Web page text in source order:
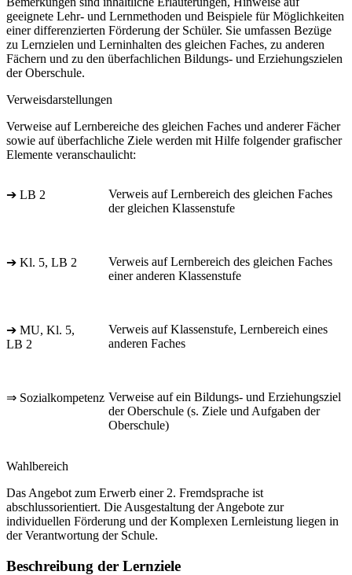
geeignete Lehr- und Lernmethoden und Beispiele für Möglichkeiten
einer differenzierten Förderung der Schüler. Sie umfassen Bezüge
zu Lernzielen und Lerninhalten des gleichen Faches, zu anderen
Fächern und zu den überfachlichen Bildungs- und Erziehungszielen
der Oberschule.
Verweisdarstellungen
Verweise auf Lernbereiche des gleichen Faches und anderer Fächer
sowie auf überfachliche Ziele werden mit Hilfe folgender grafischer
Elemente veranschaulicht:
➔ LB 2
Verweis auf Lernbereich des gleichen Faches
der gleichen Klassenstufe
➔ Kl. 5, LB 2
Verweis auf Lernbereich des gleichen Faches
einer anderen Klassenstufe
➔ MU, Kl. 5,
LB 2
Verweis auf Klassenstufe, Lernbereich eines
anderen Faches
⇒ Sozialkompetenz Verweise auf ein Bildungs- und Erziehungsziel
der Oberschule (s. Ziele und Aufgaben der
Oberschule)
Wahlbereich
Das Angebot zum Erwerb einer 2. Fremdsprache ist
abschlussorientiert. Die Ausgestaltung der Angebote zur
individuellen Förderung und der Komplexen Lernleistung liegen in
der Verantwortung der Schule.
Beschreibung der Lernziele